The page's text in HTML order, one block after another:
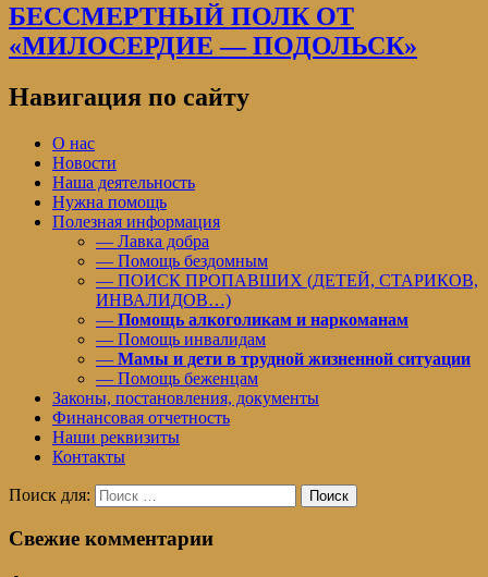
БЕССМЕРТНЫЙ ПОЛК ОТ
«МИЛОСЕРДИЕ — ПОДОЛЬСК»
Навигация по сайту
О нас
Новости
Наша деятельность
Нужна помощь
Полезная информация
— Лавка добра
— Помощь бездомным
— ПОИСК ПРОПАВШИХ (ДЕТЕЙ, СТАРИКОВ,
ИНВАЛИДОВ…)
— Помощь алкоголикам и наркоманам
— Помощь инвалидам
— Мамы и дети в трудной жизненной ситуации
— Помощь беженцам
Законы, постановления, документы
Финансовая отчетность
Наши реквизиты
Контакты
Поиск для: Поиск
Свежие комментарии